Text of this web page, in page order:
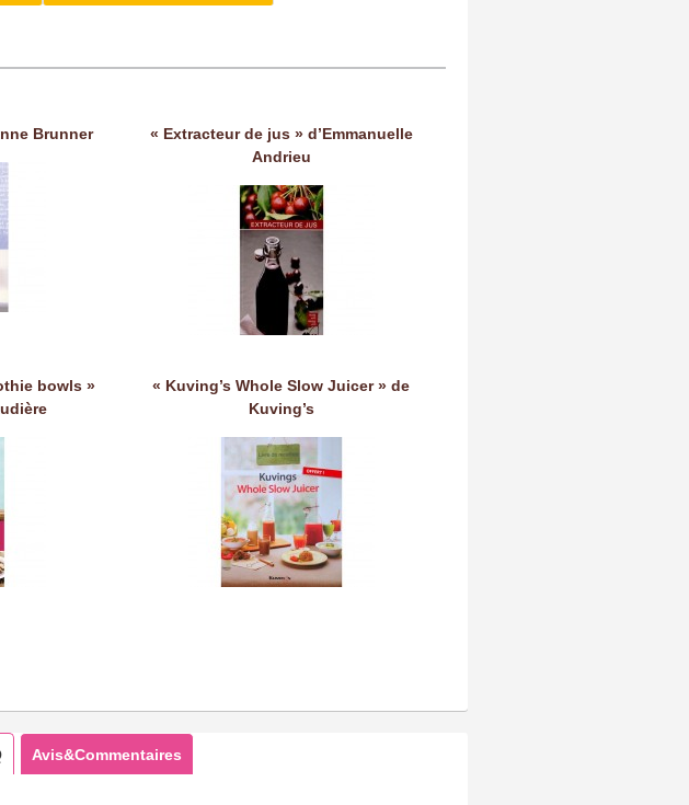
Brunner
« Extracteur de jus » d’Emmanuelle
Andrieu
bowls »
« Kuving’s Whole Slow Juicer » de
Kuving’s
Avis&Commentaires